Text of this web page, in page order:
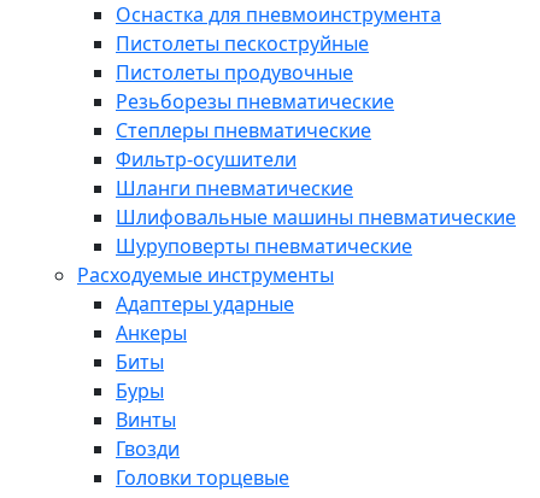
Оснастка для пневмоинструмента
Пистолеты пескоструйные
Пистолеты продувочные
Резьборезы пневматические
Степлеры пневматические
Фильтр-осушители
Шланги пневматические
Шлифовальные машины пневматические
Шуруповерты пневматические
Расходуемые инструменты
Адаптеры ударные
Анкеры
Биты
Буры
Винты
Гвозди
Головки торцевые